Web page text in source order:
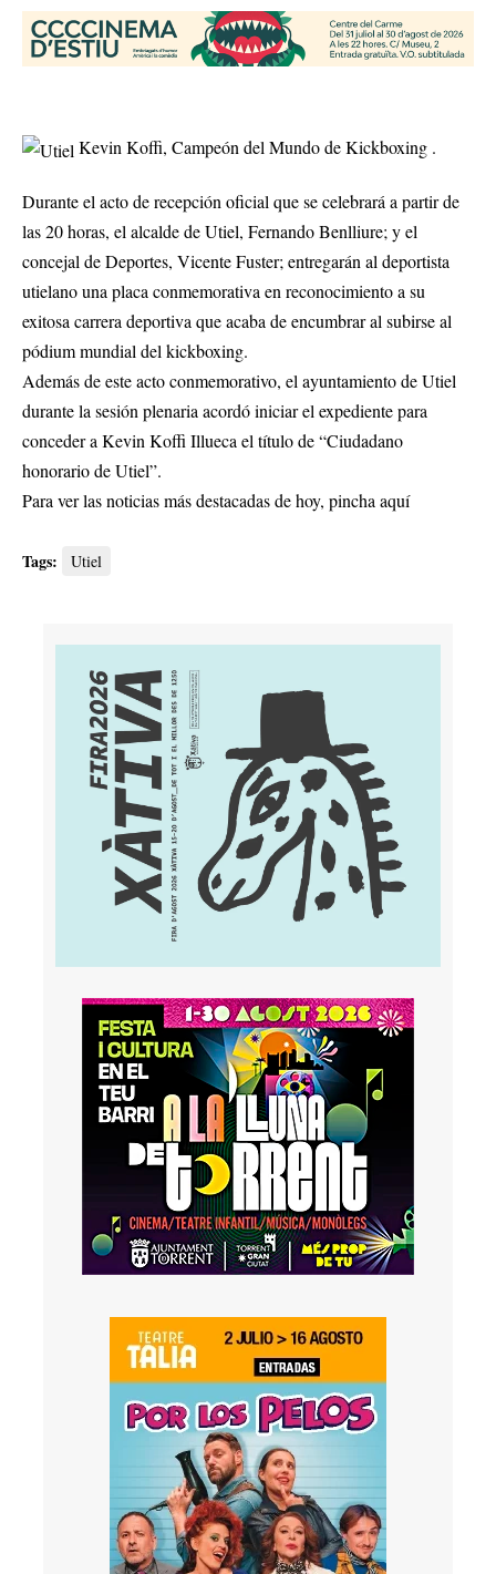
Kevin Koffi, Campeón del Mundo de Kickboxing .
Durante el acto de recepción oficial que se celebrará a partir de
las 20 horas, el alcalde de Utiel, Fernando Benlliure; y el
concejal de Deportes, Vicente Fuster; entregarán al deportista
utielano una placa conmemorativa en reconocimiento a su
exitosa carrera deportiva que acaba de encumbrar al subirse al
pódium mundial del kickboxing.
Además de este acto conmemorativo, el ayuntamiento de Utiel
durante la sesión plenaria acordó iniciar el expediente para
conceder a Kevin Koffi Illueca el título de “Ciudadano
honorario de Utiel”.
Para ver las noticias más destacadas de hoy, pincha aquí
Tags: Utiel